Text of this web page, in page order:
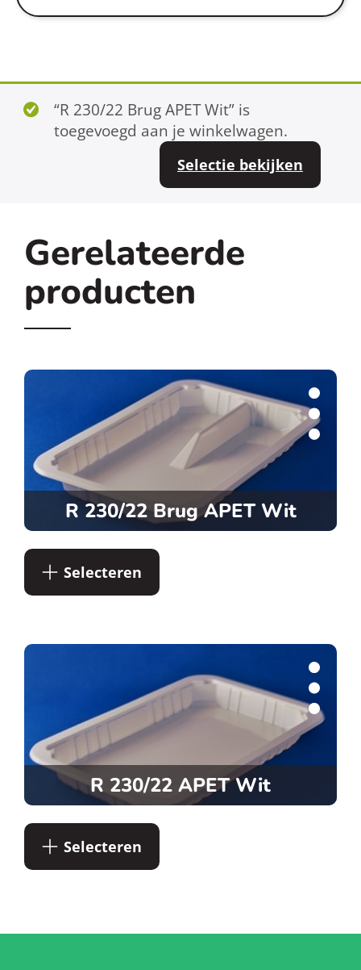
“R 230/22 Brug APET Wit” is
toegevoegd aan je winkelwagen.
Selectie bekijken
Gerelateerde
producten
R 230/22 Brug APET Wit
Selecteren
R 230/22 APET Wit
Selecteren